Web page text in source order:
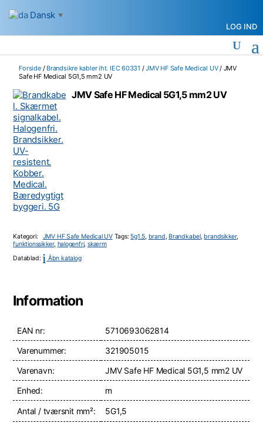
LOG IND
Forside/ Brandsikre kabler iht. IEC 60331 /JMV HF Safe Medical UV/ JMV
Safe HF Medical 5G1,5 mm2 UV
JMV Safe HF Medical 5G1,5 mm2 UV
Kategori: JMV HF Safe Medical UV Tags: 5g1.5, brand, Brandkabel, brandsikker,
funktionssikker, halogenfri, skærm
Datablad:i Åbn katalog
Information
EAN nr:
5710693062814
Varenummer:
321905015
Varenavn:
JMV Safe HF Medical 5G1,5 mm2 UV
Enhed:
m
Antal / tværsnit mm²: 5G1,5
Dansk ▼